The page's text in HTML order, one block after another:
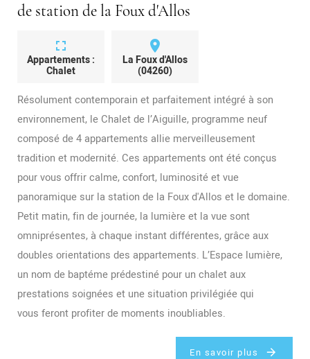
de station de la Foux d'Allos
fullscreen
Appartements :
Chalet
place
La Foux d'Allos
(04260)
Résolument contemporain et parfaitement intégré à son
environnement, le Chalet de l’Aiguille, programme neuf
composé de 4 appartements allie merveilleusement
tradition et modernité. Ces appartements ont été conçus
pour vous offrir calme, confort, luminosité et vue
panoramique sur la station de la Foux d'Allos et le domaine.
Petit matin, fin de journée, la lumière et la vue sont
omniprésentes, à chaque instant différentes, grâce aux
doubles orientations des appartements. L’Espace lumière,
un nom de baptéme prédestiné pour un chalet aux
prestations soignées et une situation privilégiée qui
vous feront profiter de moments inoubliables.
En savoir plus